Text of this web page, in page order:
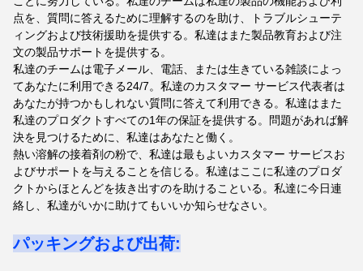
点を、質問に答えるために理解するのを助け、トラブルシューテ
ィングおよび技術援助を提供する。私達はまた製品教育および注
文の製品サポートを提供する。
私達のチームは電子メール、電話、または生きている雑談によっ
てあなたに利用できる24/7。私達のカスタマー サービス代表者は
あなたが持つかもしれない質問に答えて利用できる。私達はまた
私達のプロダクトすべての1年の保証を提供する。問題があれば解
決を見つけるために、私達はあなたと働く。
熱い溶解の接着剤の粉で、私達は最もよいカスタマー サービスお
よびサポートを与えることを信じる。私達はここに私達のプロダ
クトからほとんどを抜き出すのを助けることいる。私達に今日連
絡し、私達がいかに助けてもいいか知らせなさい。
パッキングおよび出荷: